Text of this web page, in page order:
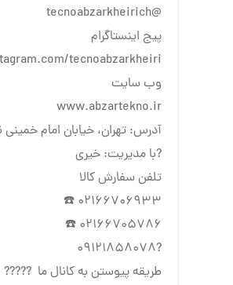
@tecnoabzarkheirich
پیج اینستاگرام
tecnoabzarkheiri
وب سایت
www.abzartekno.ir
آدرس: تهران، خیابان امام خمینی
?با مدیریت: خیری
تلفن سفارش کالا
‌‎‌‎☎️ 02166706933
‌‎☎️ 02166705786
?09121858078
طریقه پیوستن به کانال ما ?????